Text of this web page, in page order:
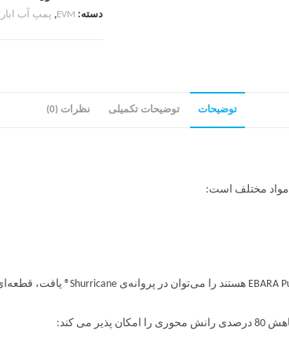
دسته: EVM
, پمپ آب
توضیحات توضیحات تکمیلی نظرات (0)